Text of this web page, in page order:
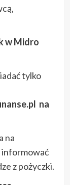
w Midro
tylko
na
na
informować
z pożyczki.